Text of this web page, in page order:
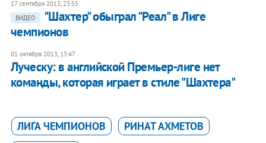
17 сентября 2013, 23:55
ВИДЕО
"Шахтер" обыграл "Реал" в Лиге
чемпионов
01 октября 2013, 13:47
Луческу: в английской Премьер-лиге нет
команды, которая играет в стиле "Шахтера"
ЛИГА ЧЕМПИОНОВ
РИНАТ АХМЕТОВ